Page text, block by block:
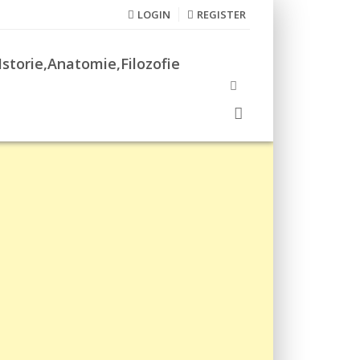
LOGIN REGISTER